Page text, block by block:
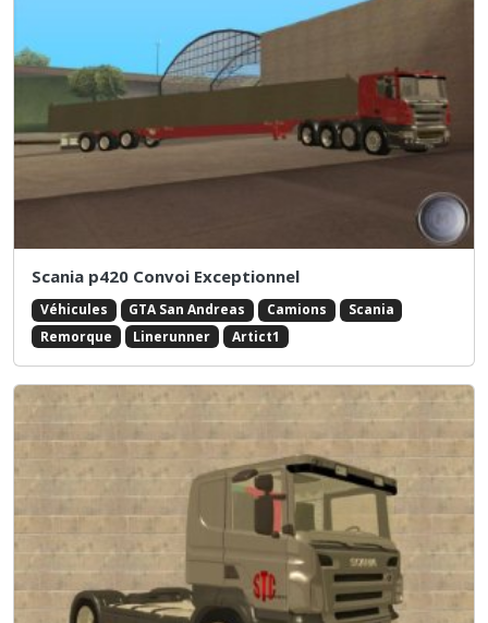
Scania p420 Convoi Exceptionnel
Véhicules GTA San Andreas Camions
Scania
Remorque
Linerunner Artict1